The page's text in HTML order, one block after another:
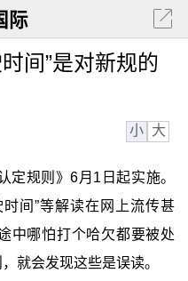
际
间”是对新规的
小 大
定规则》6月1日起实施。
间”等解读在网上流传甚
中哪怕打个哈欠都要被处
就会发现这些是误读。